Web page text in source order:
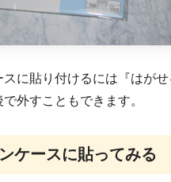
スに貼り付けるには『はが
外すこともできます。
ケースに貼ってみる